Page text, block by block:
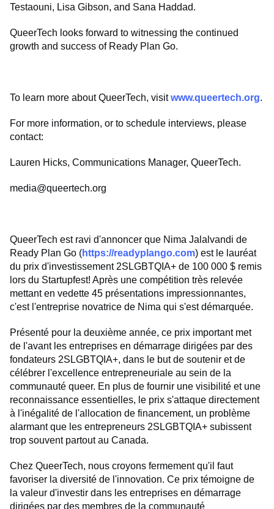
Testaouni, Lisa Gibson, and Sana Haddad.
QueerTech looks forward to witnessing the continued
growth and success of Ready Plan Go.
To learn more about QueerTech, visitwww.queertech.org.
For more information, or to schedule interviews, please
contact:
Lauren Hicks, Communications Manager, QueerTech.
media@queertech.org
QueerTech est ravi d'annoncer que Nima Jalalvandi de
Ready Plan Go (https://readyplango.com) est le lauréat
du prix d'investissement 2SLGBTQIA+ de 100 000 $ remis
lors du Startupfest! Après une compétition très relevée
mettant en vedette 45 présentations impressionnantes,
c'est l'entreprise novatrice de Nima qui s'est démarquée.
Présenté pour la deuxième année, ce prix important met
de l'avant les entreprises en démarrage dirigées par des
fondateurs 2SLGBTQIA+, dans le but de soutenir et de
célébrer l'excellence entrepreneuriale au sein de la
communauté queer. En plus de fournir une visibilité et une
reconnaissance essentielles, le prix s'attaque directement
à l'inégalité de l'allocation de financement, un problème
alarmant que les entrepreneurs 2SLGBTQIA+ subissent
trop souvent partout au Canada.
Chez QueerTech, nous croyons fermement qu'il faut
favoriser la diversité de l'innovation. Ce prix témoigne de
la valeur d'investir dans les entreprises en démarrage
dirigées par des membres de la communauté